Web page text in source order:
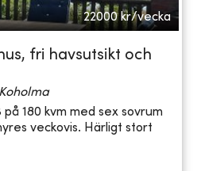
22000 kr/vecka
fri havsutsikt och
180 kvm med sex sovrum
veckovis. Härligt stort